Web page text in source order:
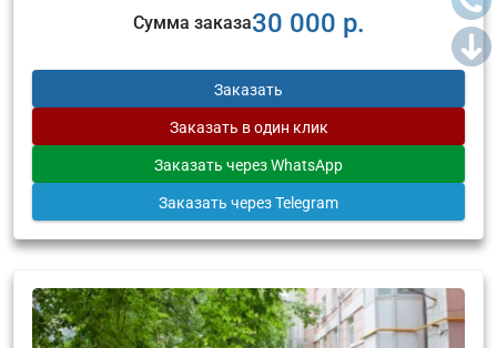
Сумма заказа30 000 р.
Заказать
Заказать в один клик
Заказать через WhatsApp
Заказать через Telegram